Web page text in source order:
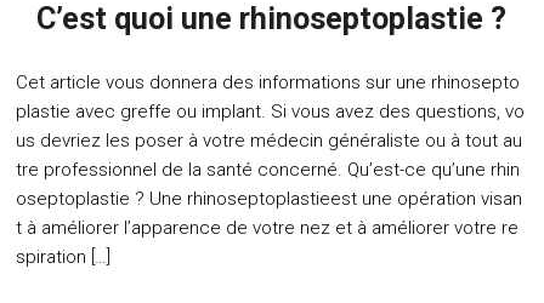
C’est quoi une rhinoseptoplastie ?
Cet article vous donnera des informations sur une rhinosepto
plastie avec greffe ou implant. Si vous avez des questions, vo
us devriez les poser à votre médecin généraliste ou à tout au
tre professionnel de la santé concerné. Qu’est-ce qu’une rhin
oseptoplastie ? Une rhinoseptoplastieest une opération visan
t à améliorer l’apparence de votre nez et à améliorer votre re
spiration […]